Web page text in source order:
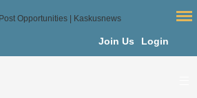
Join Us Login